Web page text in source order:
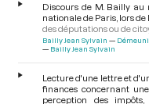
Discours de M. Bailly
nationale de Paris, lors
des députations ou de
Bailly Jean Sylvain
Bailly Jean Sylvain
Lecture d'une lettre et
finances concernant
perception des